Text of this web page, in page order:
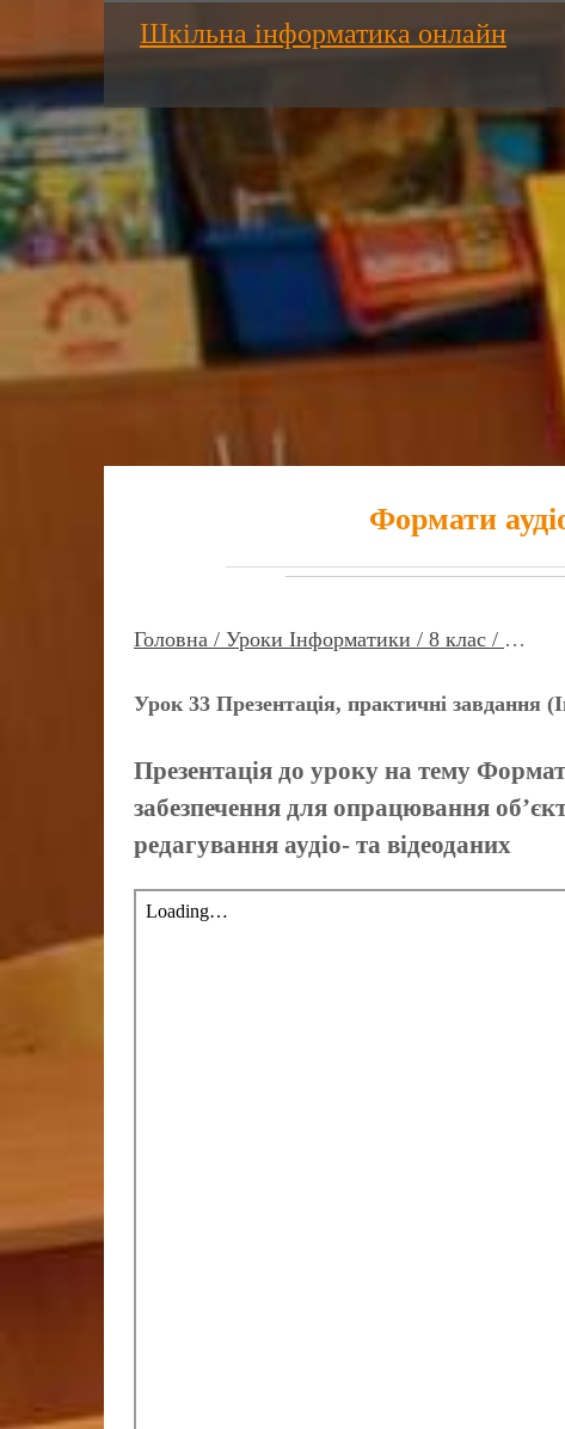
Шкільна інформатика онлайн
Формати
Головна / Уроки Інформатики / 8 клас / …
Урок 33 Презентація, практичні завдання
Презентація до уроку на тему
забезпечення для опрацювання
редагування аудіо- та відеоданих